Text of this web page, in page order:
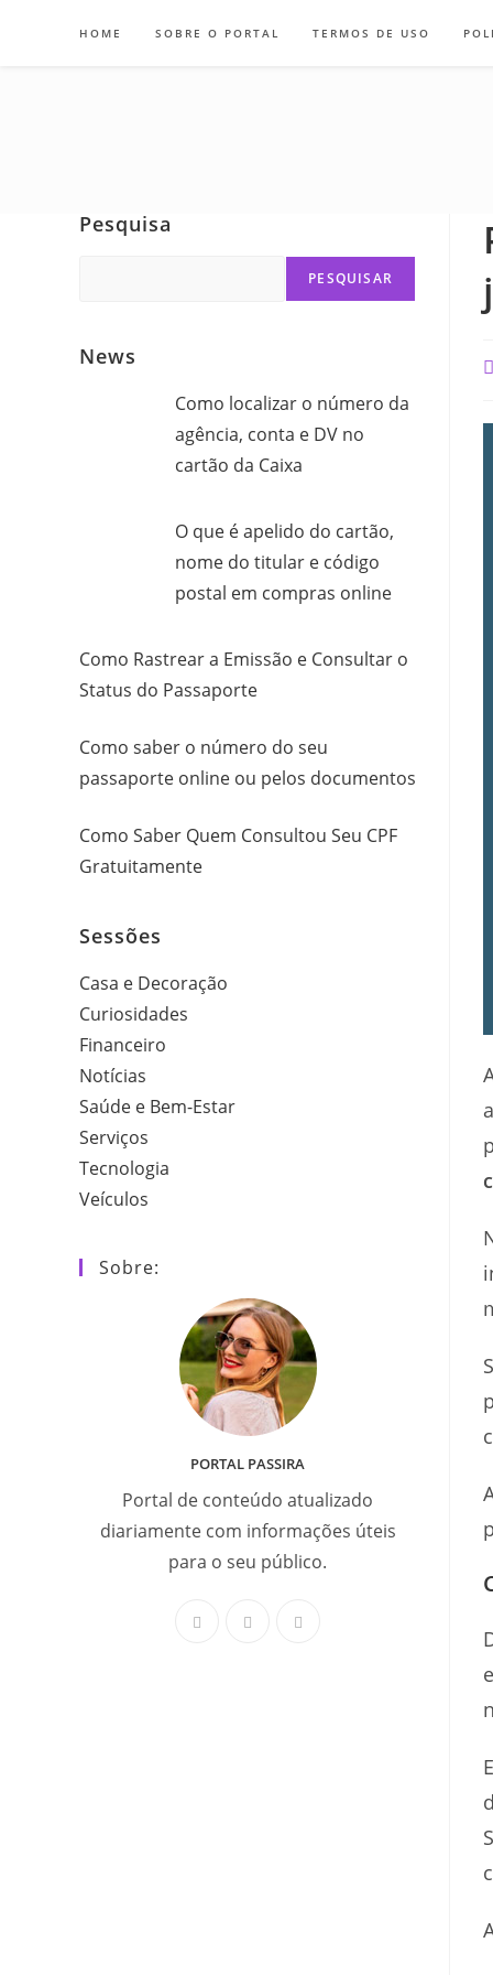
HOME SOBRE O PORTAL TERMOS DE USO
Pesquisa
PESQUISAR
News
Como localizar o número da
agência, conta e DV no
cartão da Caixa
O que é apelido do cartão,
nome do titular e código
postal em compras online
Como Rastrear a Emissão e Consultar o
Status do Passaporte
Como saber o número do seu
passaporte online ou pelos documentos
Como Saber Quem Consultou Seu CPF
Gratuitamente
Sessões
Casa e Decoração
Curiosidades
Financeiro
Notícias
Saúde e Bem-Estar
Serviços
Tecnologia
Veículos
Sobre:
PORTAL PASSIRA
Portal de conteúdo atualizado
diariamente com informações úteis
para o seu público.